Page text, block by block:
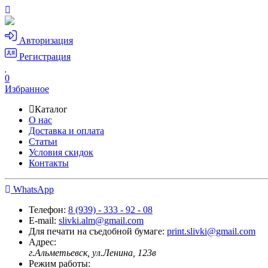
Авторизация
Регистрация
0
Избранное
Каталог
О нас
Доставка и оплата
Статьи
Условия скидок
Контакты
WhatsApp
Телефон: 8 (939) - 333 - 92 - 08
E-mail: slivki.alm@gmail.com
Для печати на съедобной бумаге: print.slivki@gmail.com
Адрес:
г.Альметьевск, ул.Ленина, 123в
Режим работы: